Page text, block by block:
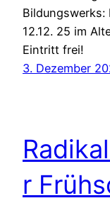
Bildungswerks:
12.12. 25 im
Eintritt frei!
3. Dezember
r